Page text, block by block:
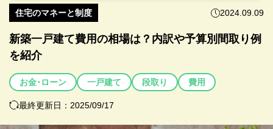
住宅のマネーと制度 2024.09.09
新築一戸建て費用の相場は？内訳や予算別間取り例
を紹介
お金･ローン 一戸建て 段取り 費用
最終更新日：2025/09/17